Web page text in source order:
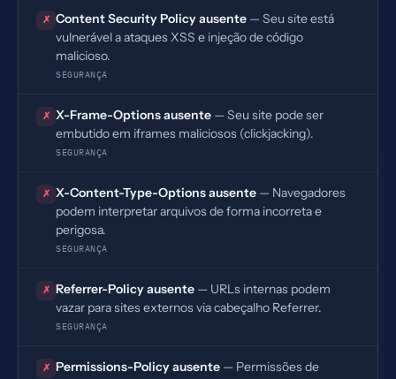
✗ Content Security Policy ausente — Seu site está
vulnerável a ataques XSS e injeção de código
malicioso.
SEGURANÇA
✗ X-Frame-Options ausente — Seu site pode ser
embutido em iframes maliciosos (clickjacking).
SEGURANÇA
✗ X-Content-Type-Options ausente — Navegadores
podem interpretar arquivos de forma incorreta e
perigosa.
SEGURANÇA
✗ Referrer-Policy ausente — URLs internas podem
vazar para sites externos via cabeçalho Referrer.
SEGURANÇA
✗ Permissions-Policy ausente — Permissões de